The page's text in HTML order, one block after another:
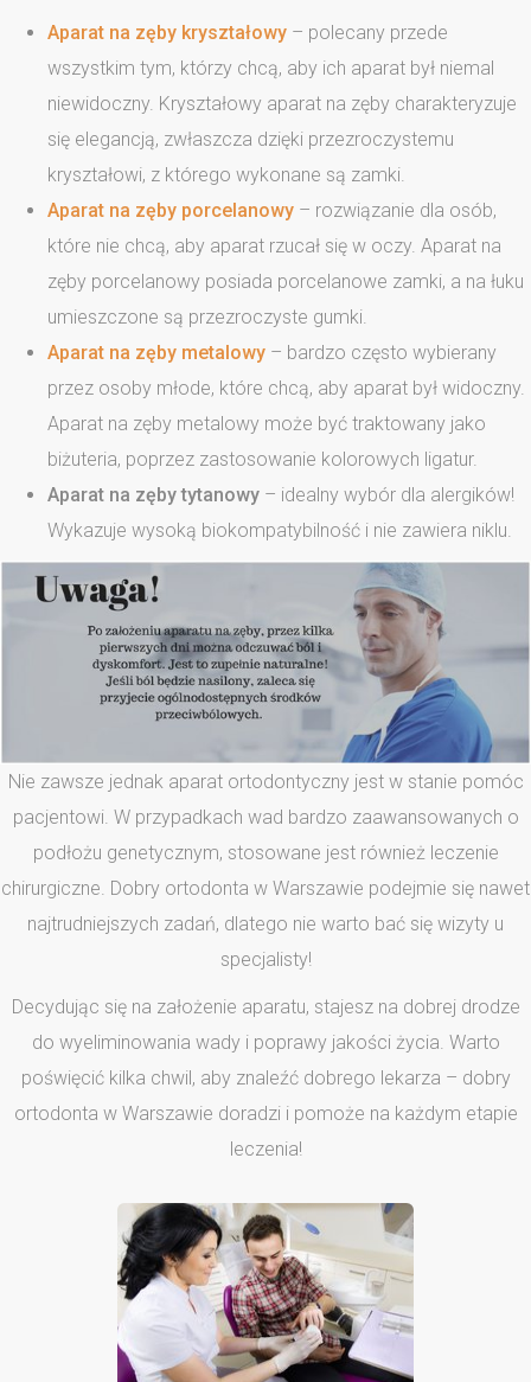
Aparat na zęby kryształowy – polecany przede
wszystkim tym, którzy chcą, aby ich aparat był niemal
niewidoczny. Kryształowy aparat na zęby charakteryzuje
się elegancją, zwłaszcza dzięki przezroczystemu
kryształowi, z którego wykonane są zamki.
Aparat na zęby porcelanowy – rozwiązanie dla osób,
które nie chcą, aby aparat rzucał się w oczy. Aparat na
zęby porcelanowy posiada porcelanowe zamki, a na łuku
umieszczone są przezroczyste gumki.
Aparat na zęby metalowy – bardzo często wybierany
przez osoby młode, które chcą, aby aparat był widoczny.
Aparat na zęby metalowy może być traktowany jako
biżuteria, poprzez zastosowanie kolorowych ligatur.
Aparat na zęby tytanowy – idealny wybór dla alergików!
Wykazuje wysoką biokompatybilność i nie zawiera niklu.
Nie zawsze jednak aparat ortodontyczny jest w stanie pomóc
pacjentowi. W przypadkach wad bardzo zaawansowanych o
podłożu genetycznym, stosowane jest również leczenie
chirurgiczne. Dobry ortodonta w Warszawie podejmie się nawet
najtrudniejszych zadań, dlatego nie warto bać się wizyty u
specjalisty!
Decydując się na założenie aparatu, stajesz na dobrej drodze
do wyeliminowania wady i poprawy jakości życia. Warto
poświęcić kilka chwil, aby znaleźć dobrego lekarza – dobry
ortodonta w Warszawie doradzi i pomoże na każdym etapie
leczenia!